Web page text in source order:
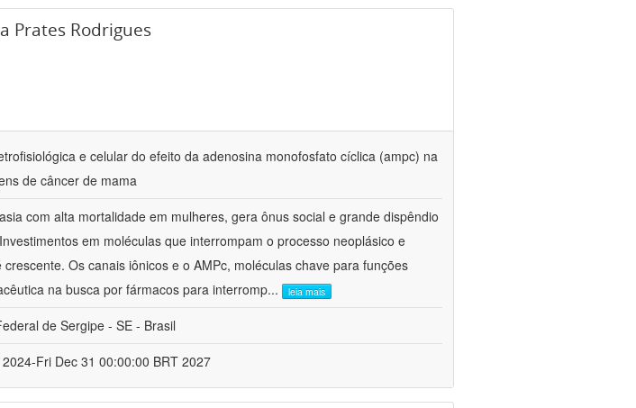
Prates Rodrigues
e celular do efeito da adenosina monofosfato cíclica (ampc) na
de câncer de mama
com alta mortalidade em mulheres, gera ônus social e grande dispêndio
em moléculas que interrompam o processo neoplásico e
Os canais iônicos e o AMPc, moléculas chave para funções
na busca por fármacos para interromp... leia mais
de Sergipe - SE - Brasil
Fri Dec 31 00:00:00 BRT 2027